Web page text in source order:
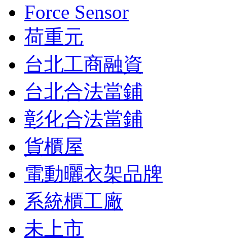
Force Sensor
荷重元
台北工商融資
台北合法當鋪
彰化合法當鋪
貨櫃屋
電動曬衣架品牌
系統櫃工廠
未上市